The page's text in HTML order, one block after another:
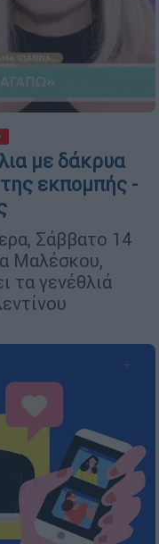
με δάκρυα
εκπομπής -
Σάββατο 14
Μαλέσκου,
τα γενέθλιά